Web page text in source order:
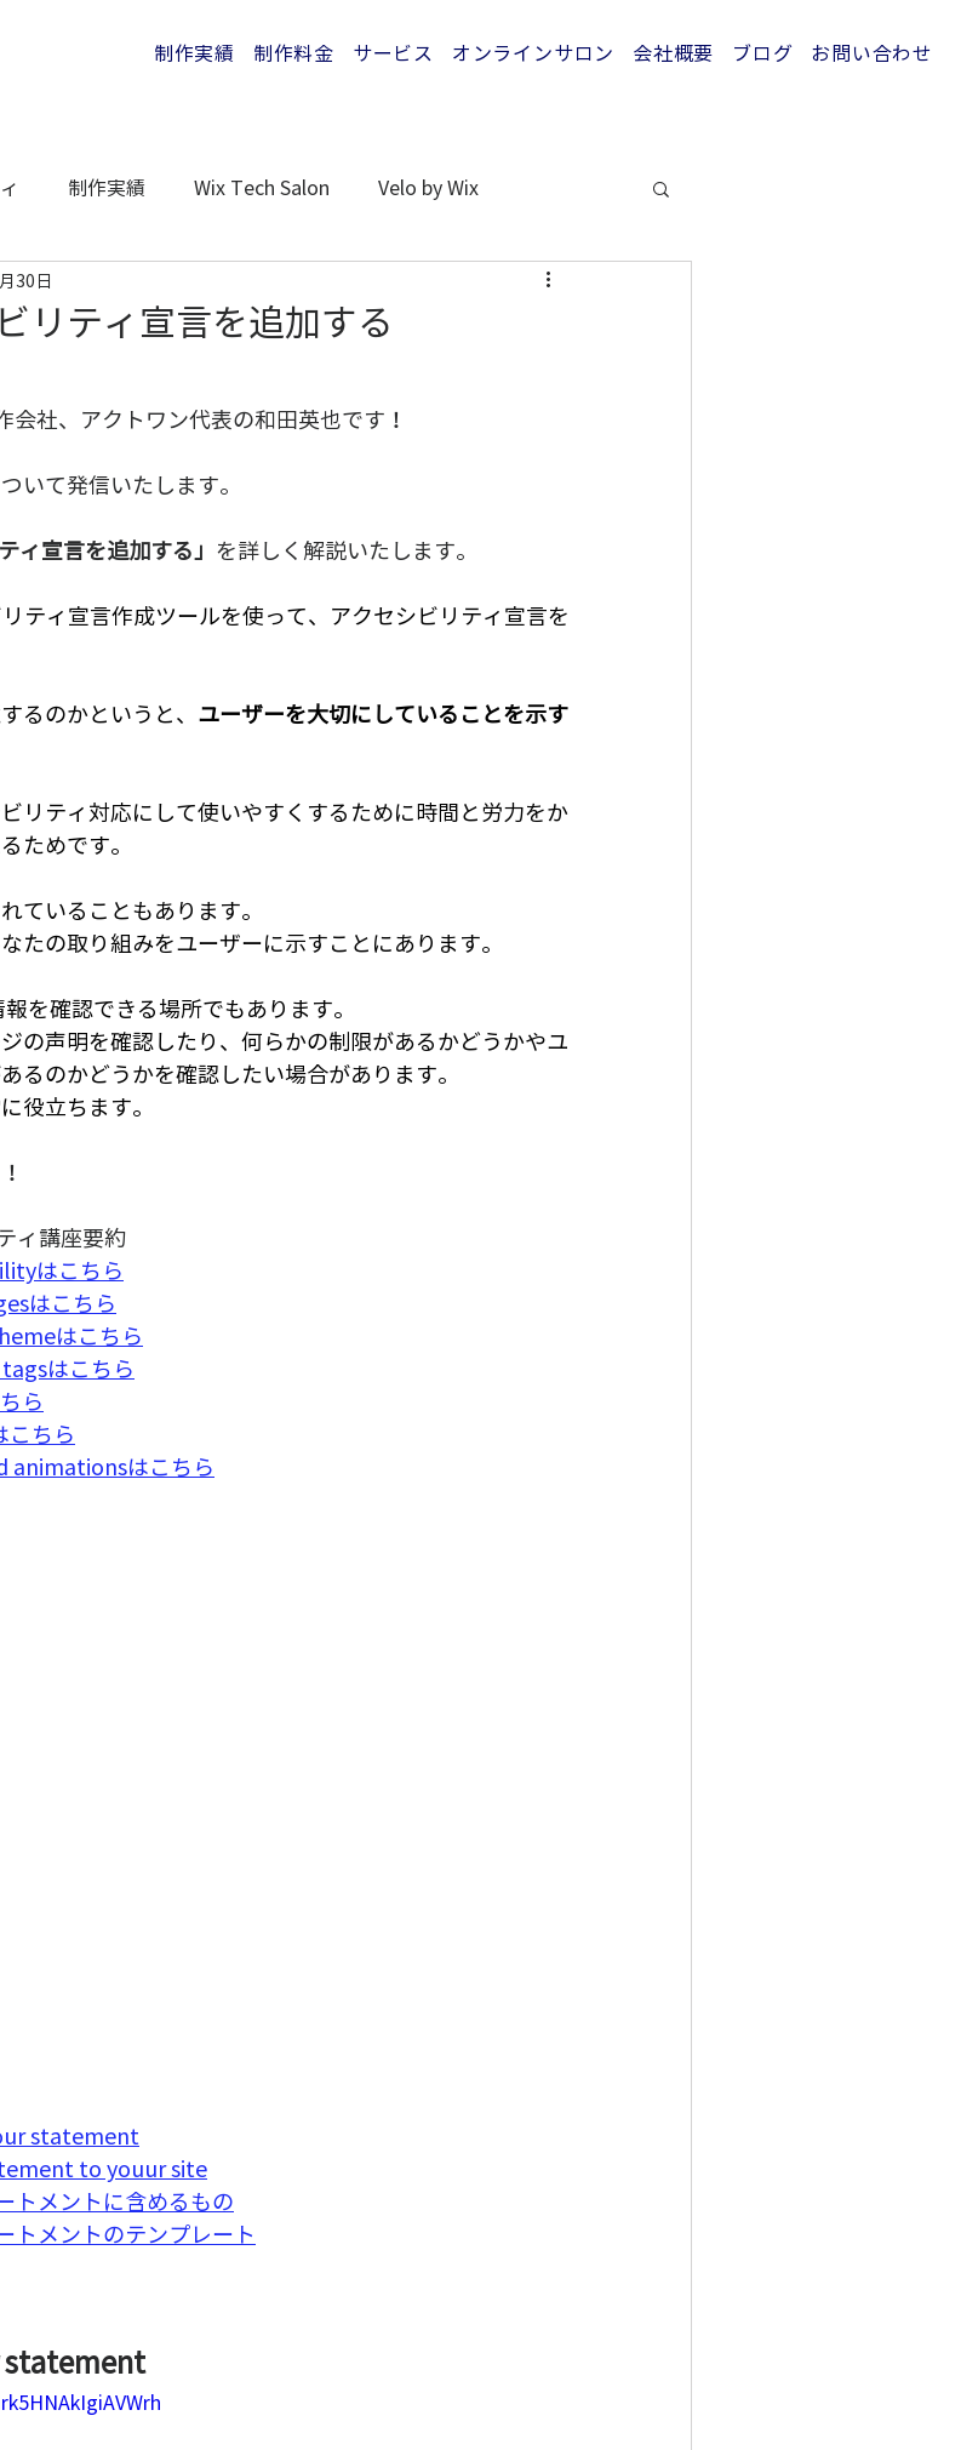
制作実績 制作料金 サービス オンラインサロン 会社概要 ブログ お問い合わせ
制作実績 Wix Tech Salon Velo by Wix
リティ宣言を追加する
30日
社、アクトワン代表の和田英也です！
いて発信いたします。
ィ宣言を追加する」 を詳しく解説いたします。
ティ宣言作成ツールを使って、アクセシビリティ宣言を
るのかというと、 ユーザーを大切にしていることを示す
リティ対応にして使いやすくするために時間と労力をか
ためです。
ていることもあります。
たの取り組みをユーザーに示すことにあります。
を確認できる場所でもあります。
の声明を確認したり、何らかの制限があるかどうかやユ
るのかどうかを確認したい場合があります。
役立ちます。
ィ講座要約
はこちら
はこちら
はこちら
はこちら
ら
こちら
animationsはこちら
statement
to youur site
トメントに含めるもの
トメントのテンプレート
statement